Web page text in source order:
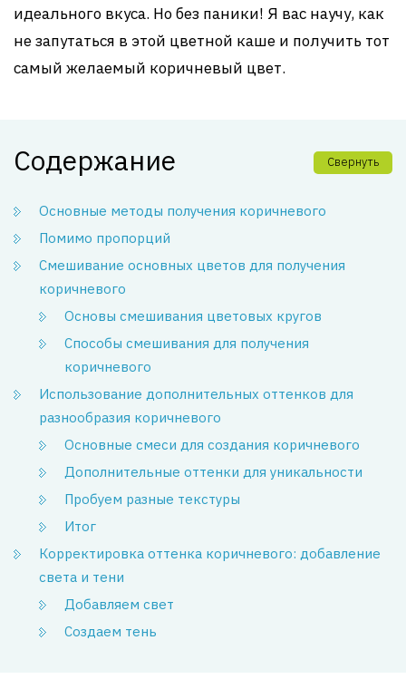
идеального вкуса. Но без паники! Я вас научу, как
не запутаться в этой цветной каше и получить тот
самый желаемый коричневый цвет.
Содержание Свернуть
Основные методы получения коричневого
Помимо пропорций
Смешивание основных цветов для получения
коричневого
Основы смешивания цветовых кругов
Способы смешивания для получения
коричневого
Использование дополнительных оттенков для
разнообразия коричневого
Основные смеси для создания коричневого
Дополнительные оттенки для уникальности
Пробуем разные текстуры
Итог
Корректировка оттенка коричневого: добавление
света и тени
Добавляем свет
Создаем тень